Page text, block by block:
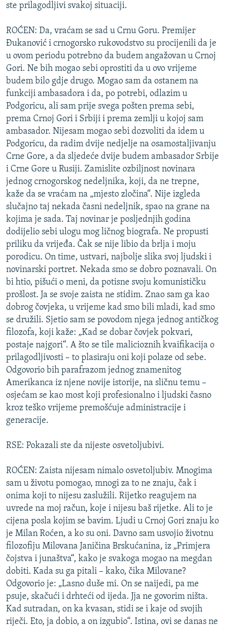
ste prilagodljivi svakoj situaciji.
ROĆEN: Da, vraćam se sad u Crnu Goru. Premijer
Đukanović i crnogorsko rukovodstvo su procijenili da je
u ovom periodu potrebno da budem angažovan u Crnoj
Gori. Ne bih mogao sebi oprostiti da u ovo vrijeme
budem bilo gdje drugo. Mogao sam da ostanem na
funkciji ambasadora i da, po potrebi, odlazim u
Podgoricu, ali sam prije svega pošten prema sebi,
prema Crnoj Gori i Srbiji i prema zemlji u kojoj sam
ambasador. Nijesam mogao sebi dozvoliti da idem u
Podgoricu, da radim dvije nedjelje na osamostaljivanju
Crne Gore, a da sljedeće dvije budem ambasador Srbije
i Crne Gore u Rusiji. Zamislite ozbiljnost novinara
jednog crnogorskog nedeljnika, koji, da ne trepne,
kaže da se vraćam na „mjesto zločina“. Nije izgleda
slučajno taj nekada časni nedeljnik, spao na grane na
kojima je sada. Taj novinar je posljednjih godina
dodijelio sebi ulogu mog ličnog biografa. Ne propusti
priliku da vrijeđa. Čak se nije libio da brlja i moju
porodicu. On time, ustvari, najbolje slika svoj ljudski i
novinarski portret. Nekada smo se dobro poznavali. On
bi htio, pišući o meni, da potisne svoju komunističku
prošlost. Ja se svoje zaista ne stidim. Znao sam ga kao
dobrog čovjeka, u vrijeme kad smo bili mladi, kad smo
se družili. Sjetio sam se povodom njega jednog antičkog
filozofa, koji kaže: „Kad se dobar čovjek pokvari,
postaje najgori“. A što se tile malicioznih kvaifikacija o
prilagodljivosti – to plasiraju oni koji polaze od sebe.
Odgovorio bih parafrazom jednog znamenitog
Amerikanca iz njene novije istorije, na sličnu temu –
osjećam se kao most koji profesionalno i ljudski časno
kroz teško vrijeme premošćuje administracije i
generacije.
RSE: Pokazali ste da nijeste osvetoljubivi.
ROĆEN: Zaista nijesam nimalo osvetoljubiv. Mnogima
sam u životu pomogao, mnogi za to ne znaju, čak i
onima koji to nijesu zaslužili. Rijetko reagujem na
uvrede na moj račun, koje i nijesu baš rijetke. Ali to je
cijena posla kojim se bavim. Ljudi u Crnoj Gori znaju ko
je Milan Roćen, a ko su oni. Davno sam usvojio životnu
filozofiju Milovana Janičina Brskućanina, iz „Primjera
čojstva i junaštva“, kako je svakoga mogao na megdan
dobiti. Kada su ga pitali – kako, čika Milovane?
Odgovorio je: „Lasno duše mi. On se naijedi, pa me
psuje, skačući i drhteći od ijeda. Jja ne govorim ništa.
Kad sutradan, on ka kvasan, stidi se i kaje od svojih
riječi. Eto, ja dobio, a on izgubio“. Istina, ovi se danas ne